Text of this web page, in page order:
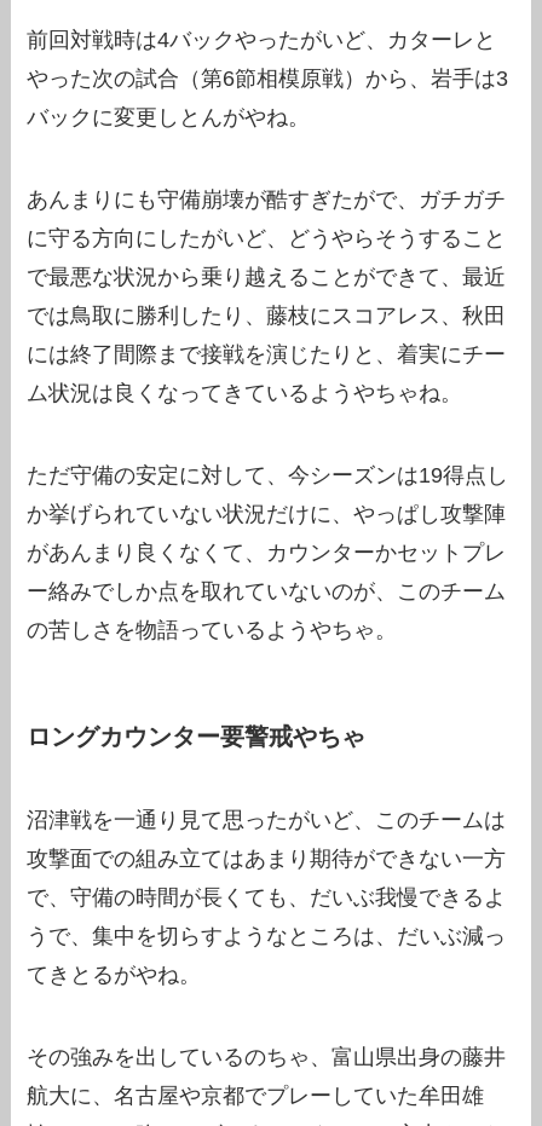
前回対戦時は4バックやったがいど、カターレと
やった次の試合（第6節相模原戦）から、岩手は3
バックに変更しとんがやね。
あんまりにも守備崩壊が酷すぎたがで、ガチガチ
に守る方向にしたがいど、どうやらそうすること
で最悪な状況から乗り越えることができて、最近
では鳥取に勝利したり、藤枝にスコアレス、秋田
には終了間際まで接戦を演じたりと、着実にチー
ム状況は良くなってきているようやちゃね。
ただ守備の安定に対して、今シーズンは19得点し
か挙げられていない状況だけに、やっぱし攻撃陣
があんまり良くなくて、カウンターかセットプレ
ー絡みでしか点を取れていないのが、このチーム
の苦しさを物語っているようやちゃ。
ロングカウンター要警戒やちゃ
沼津戦を一通り見て思ったがいど、このチームは
攻撃面での組み立てはあまり期待ができない一方
で、守備の時間が長くても、だいぶ我慢できるよ
うで、集中を切らすようなところは、だいぶ減っ
てきとるがやね。
その強みを出しているのちゃ、富山県出身の藤井
航大に、名古屋や京都でプレーしていた牟田雄